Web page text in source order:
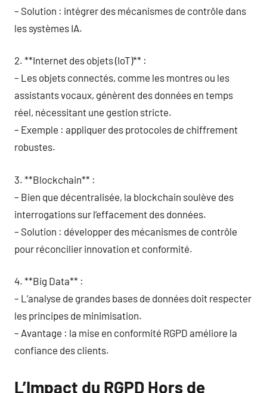
– Solution : intégrer des mécanismes de contrôle dans
les systèmes IA.
2. **Internet des objets (IoT)** :
– Les objets connectés, comme les montres ou les
assistants vocaux, génèrent des données en temps
réel, nécessitant une gestion stricte.
– Exemple : appliquer des protocoles de chiffrement
robustes.
3. **Blockchain** :
– Bien que décentralisée, la blockchain soulève des
interrogations sur l’effacement des données.
– Solution : développer des mécanismes de contrôle
pour réconcilier innovation et conformité.
4. **Big Data** :
– L’analyse de grandes bases de données doit respecter
les principes de minimisation.
– Avantage : la mise en conformité RGPD améliore la
confiance des clients.
L’Impact du RGPD Hors de